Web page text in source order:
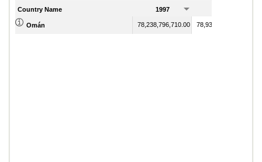
Country Name 1997
Omán 78,238,796,710.00 78,939,565,328.00